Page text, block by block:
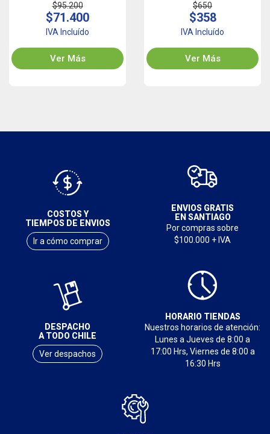
$95.200
$71.400
IVA Incluído
Ver Más
$650
$358
IVA Incluído
Ver Más
COSTOS Y
TIEMPOS DE ENVIOS
Ir a cómo comprar
ENVIOS GRATIS
EN SANTIAGO
Por compras sobre
$100.000 + IVA
DESPACHO
A TODO CHILE
Ver despachos
HORARIO TIENDAS
Nuestros horarios de atención:
Lunes a Jueves de 8:00 a
17:00 Hrs, Viernes de 8:00 a
16:30 Hrs